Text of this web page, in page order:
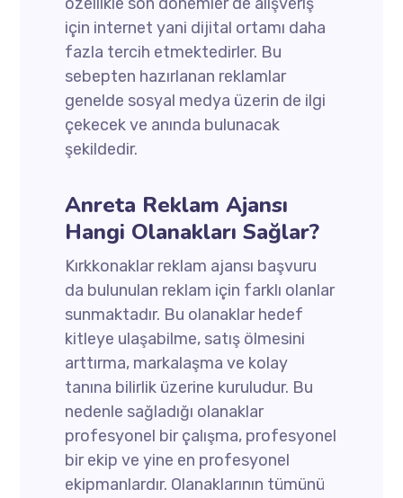
için internet yani dijital ortamı daha
fazla tercih etmektedirler. Bu
sebepten hazırlanan reklamlar
genelde sosyal medya üzerin de ilgi
çekecek ve anında bulunacak
şekildedir.
Anreta Reklam Ajansı
Hangi Olanakları Sağlar?
Kırkkonaklar reklam ajansı başvuru
da bulunulan reklam için farklı olanlar
sunmaktadır. Bu olanaklar hedef
kitleye ulaşabilme, satış ölmesini
arttırma, markalaşma ve kolay
tanına bilirlik üzerine kuruludur. Bu
nedenle sağladığı olanaklar
profesyonel bir çalışma, profesyonel
bir ekip ve yine en profesyonel
ekipmanlardır. Olanaklarının tümünü